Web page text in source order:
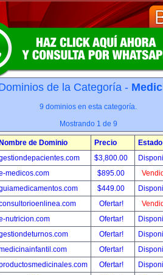
de la Categoría -
9 dominios en esta categoría.
Mostrando 1 de 9
Nombre de Dominio Precio
Estado
$3,800.00
medicos.com
$895.00
$449.00
Ofertar!
nutricion.com
Ofertar!
Ofertar!
Ofertar!
Ofertar!